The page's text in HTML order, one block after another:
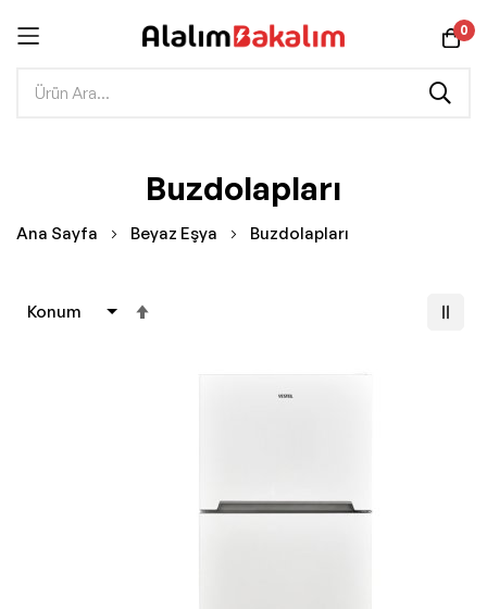
0
Buzdolapları
Ana Sayfa Beyaz Eşya Buzdolapları